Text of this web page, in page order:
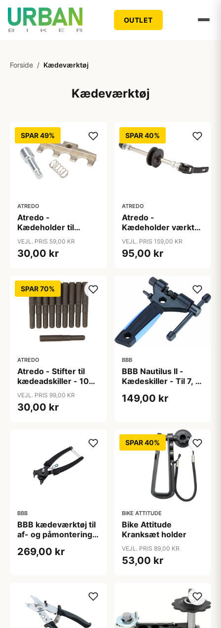
OUTLET
Forside / Kædeværktøj
Kædeværktøj
SPAR 49%
ATREDO
Atredo -
Kædeholder til
kædeadskiller -
reservedel
VEJL. PRIS 59,00 KR
30,00 kr
SPAR 40%
ATREDO
Atredo -
Kædeholder værktøj
- 9mm aksel - Til
dropout
VEJL. PRIS 159,00 KR
95,00 kr
SPAR 70%
ATREDO
Atredo - Stifter til
kædeadskiller - 10
stk.
VEJL. PRIS 99,00 KR
30,00 kr
BBB
BBB Nautilus II -
Kædeskiller - Til 7, 8,
Sort
149,00 kr
BBB
BBB kædeværktøj til
af- og påmontering
269,00 kr
SPAR 40%
BIKE ATTITUDE
Bike Attitude
Kranksæt holder
VEJL. PRIS 89,00 KR
53,00 kr